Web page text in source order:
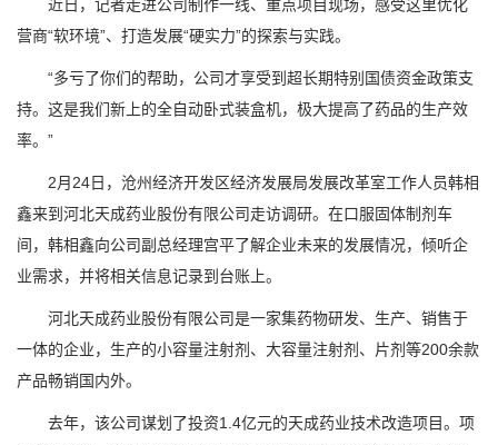
近日，记者走进公司制作一线、重点项目现场，感受这里优化
营商“软环境”、打造发展“硬实力”的探索与实践。
“多亏了你们的帮助，公司才享受到超长期特别国债资金政策支
持。这是我们新上的全自动卧式装盒机，极大提高了药品的生产效
率。”
2月24日，沧州经济开发区经济发展局发展改革室工作人员韩相
鑫来到河北天成药业股份有限公司走访调研。在口服固体制剂车
间，韩相鑫向公司副总经理宫平了解企业未来的发展情况，倾听企
业需求，并将相关信息记录到台账上。
河北天成药业股份有限公司是一家集药物研发、生产、销售于
一体的企业，生产的小容量注射剂、大容量注射剂、片剂等200余款
产品畅销国内外。
去年，该公司谋划了投资1.4亿元的天成药业技术改造项目。项